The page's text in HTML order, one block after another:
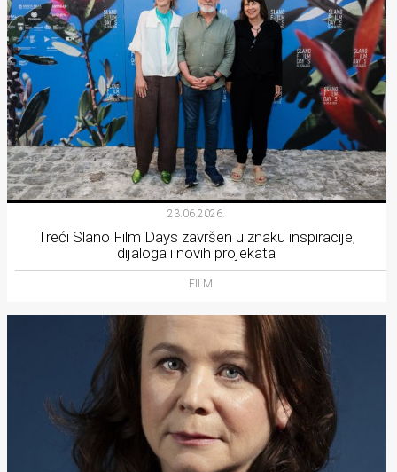
23.06.2026.
Treći Slano Film Days završen u znaku inspiracije,
dijaloga i novih projekata
FILM